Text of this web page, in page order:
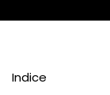
Indice